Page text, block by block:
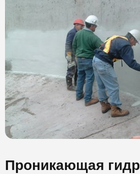
Проникающая